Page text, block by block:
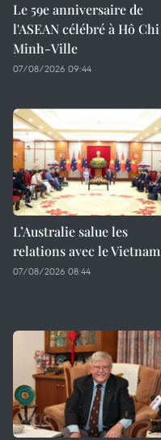
Le 59e anniversaire de
l'ASEAN célébré à Hô Chi
Minh-Ville
07/08/2026 09:44
L’Australie salue les
relations avec le Vietnam
07/08/2026 08:44